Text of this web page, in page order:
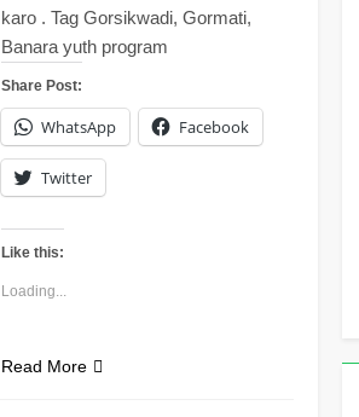
karo . Tag Gorsikwadi, Gormati,
Banara yuth program
Share Post:
WhatsApp Facebook
Twitter
Like this:
Loading...
Read More